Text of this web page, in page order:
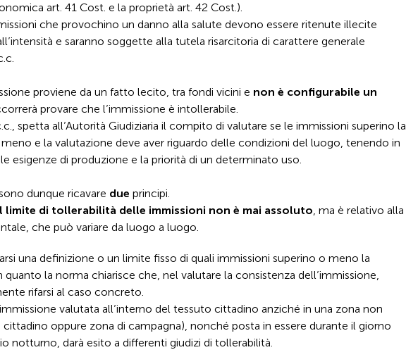
art. 41 Cost. e la proprietà art. 42 Cost.).
che provochino un danno alla salute devono essere ritenute illecite
e saranno soggette alla tutela risarcitoria di carattere generale
proviene da un fatto lecito, tra fondi vicini e non è configurabile un
provare che l’immissione è intollerabile.
spetta all’Autorità Giudiziaria il compito di valutare se le immissioni superino la
e la valutazione deve aver riguardo delle condizioni del luogo, tenendo in
esigenze di produzione e la priorità di un determinato uso.
dunque ricavare due principi.
limite di tollerabilità delle immissioni non è mai assoluto, ma è relativo alla
che può variare da luogo a luogo.
una definizione o un limite fisso di quali immissioni superino o meno la
la norma chiarisce che, nel valutare la consistenza dell’immissione,
rifarsi al caso concreto.
valutata all’interno del tessuto cittadino anziché in una zona non
cittadino oppure zona di campagna), nonché posta in essere durante il giorno
notturno, darà esito a differenti giudizi di tollerabilità.